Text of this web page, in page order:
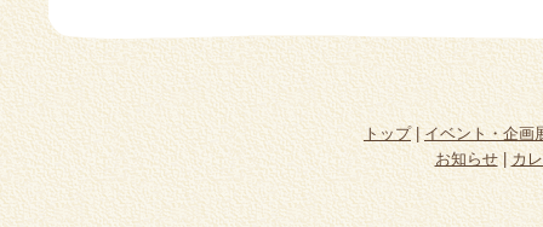
トップ|イベント・企画
お知らせ|カ